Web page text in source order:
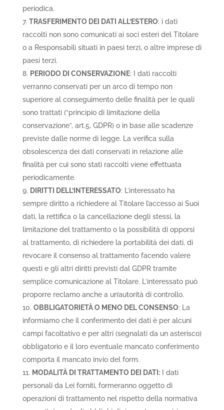
periodica.
TRASFERIMENTO DEI DATI ALL’ESTERO: i dati
raccolti non sono comunicati ai soci esteri del Titolare
o a Responsabili situati in paesi terzi, o altre imprese di
paesi terzi.
PERIODO DI CONSERVAZIONE: I dati raccolti
verranno conservati per un arco di tempo non
superiore al conseguimento delle finalità per le quali
sono trattati (“principio di limitazione della
conservazione”, art.5, GDPR) o in base alle scadenze
previste dalle norme di legge. La verifica sulla
obsolescenza dei dati conservati in relazione alle
finalità per cui sono stati raccolti viene effettuata
periodicamente.
DIRITTI DELL’INTERESSATO: L’interessato ha
sempre diritto a richiedere al Titolare l’accesso ai Suoi
dati, la rettifica o la cancellazione degli stessi, la
limitazione del trattamento o la possibilità di opporsi
al trattamento, di richiedere la portabilità dei dati, di
revocare il consenso al trattamento facendo valere
questi e gli altri diritti previsti dal GDPR tramite
semplice comunicazione al Titolare. L‘interessato può
proporre reclamo anche a un’autorità di controllo.
OBBLIGATORIETÀ O MENO DEL CONSENSO: La
informiamo che il conferimento dei dati è per alcuni
campi facoltativo e per altri (segnalati da un asterisco)
obbligatorio e il loro eventuale mancato conferimento
comporta il mancato invio del form.
MODALITÀ DI TRATTAMENTO DEI DATI:I dati
personali da Lei forniti, formeranno oggetto di
operazioni di trattamento nel rispetto della normativa